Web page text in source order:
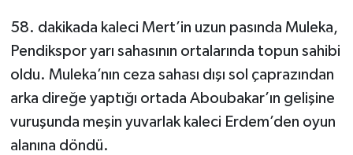
58. dakikada kaleci Mert’in uzun pasında Muleka,
Pendikspor yarı sahasının ortalarında topun sahibi
oldu. Muleka’nın ceza sahası dışı sol çaprazından
arka direğe yaptığı ortada Aboubakar’ın gelişine
vuruşunda meşin yuvarlak kaleci Erdem’den oyun
alanına döndü.